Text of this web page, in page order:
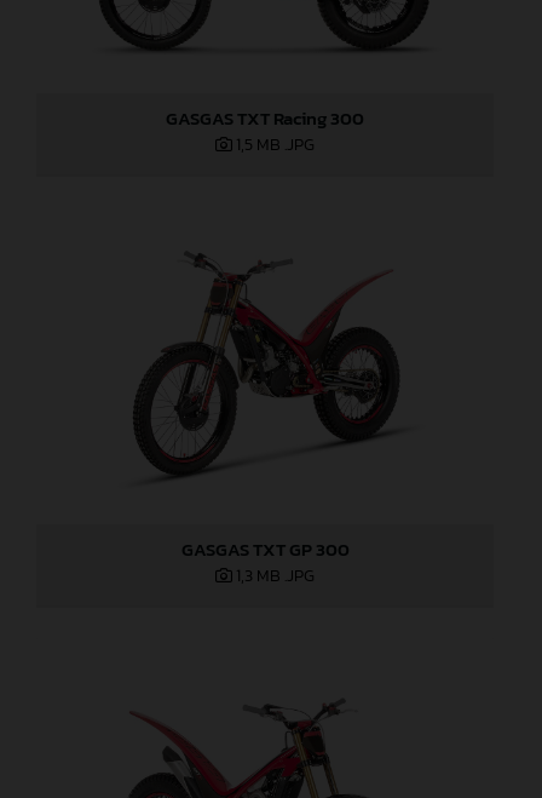
GASGAS TXT Racing 300
1,5 MB .JPG
GASGAS TXT GP 300
1,3 MB .JPG